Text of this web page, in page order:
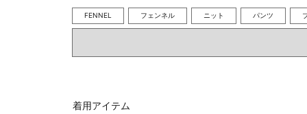
FENNEL フェンネル ニット パンツ
着用アイテム